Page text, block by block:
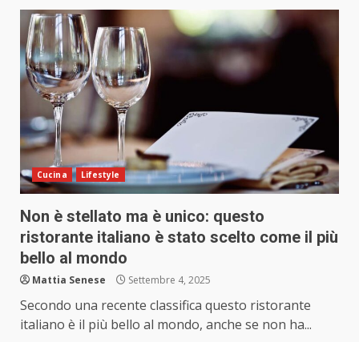
Cucina Lifestyle
Non è stellato ma è unico: questo
ristorante italiano è stato scelto come il più
bello al mondo
Mattia Senese Settembre 4, 2025
Secondo una recente classifica questo ristorante
italiano è il più bello al mondo, anche se non ha...